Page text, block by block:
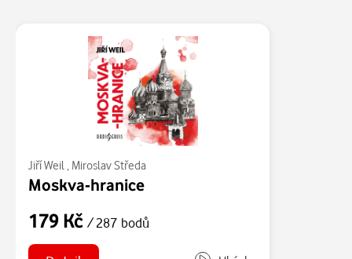
Jiří Weil, Miroslav Středa
Moskva-hranice
179 Kč / 287 bodů